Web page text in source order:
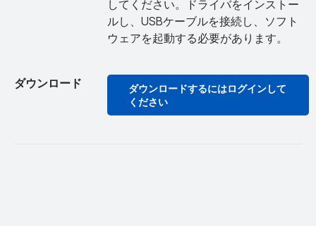
してください。ドライバをインストー
ルし、USBケーブルを接続し、ソフト
ウェアを起動する必要があります。
ダウンロード
ダウンロードするにはログインして
ください